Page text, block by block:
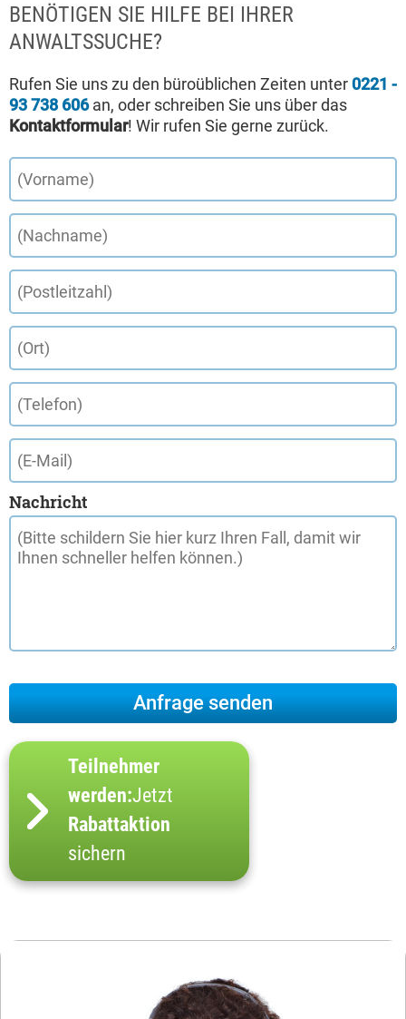
BENÖTIGEN SIE HILFE BEI IHRER
ANWALTSSUCHE?
Rufen Sie uns zu den büroüblichen Zeiten unter 0221 -
93 738 606an, oder schreiben Sie uns über das
Kontaktformular! Wir rufen Sie gerne zurück.
Nachricht
Teilnehmer
werden:Jetzt
Rabattaktion
sichern